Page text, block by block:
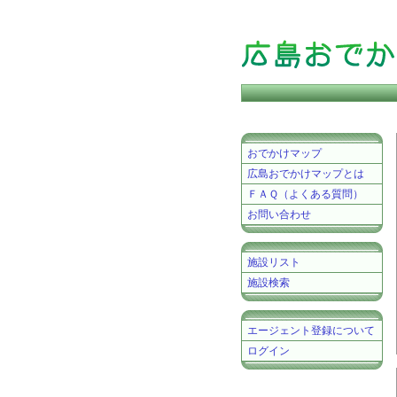
おでかけマップ
広島おでかけマップとは
ＦＡＱ（よくある質問）
お問い合わせ
施設リスト
施設検索
エージェント登録について
ログイン